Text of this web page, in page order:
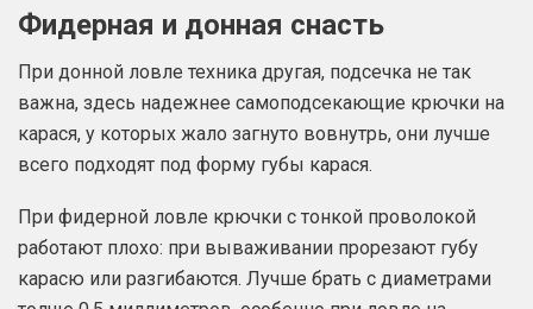
Фидерная и донная снасть
При донной ловле техника другая, подсечка не так
важна, здесь надежнее самоподсекающие крючки на
карася, у которых жало загнуто вовнутрь, они лучше
всего подходят под форму губы карася.
При фидерной ловле крючки с тонкой проволокой
работают плохо: при вываживании прорезают губу
карасю или разгибаются. Лучше брать с диаметрами